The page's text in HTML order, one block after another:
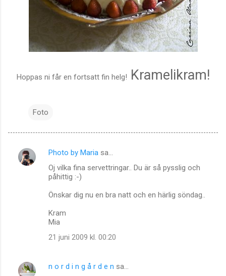
Hoppas ni får en fortsatt fin helg! Kramelikram!
Foto
K
r
Photo by Maria sa…
Oj vilka fina servettringar.. Du är så pysslig och
påhittig :-)
Önskar dig nu en bra natt och en härlig söndag..
Kram
Mia
21 juni 2009 kl. 00:20
n o r d i n g å r d e n sa…